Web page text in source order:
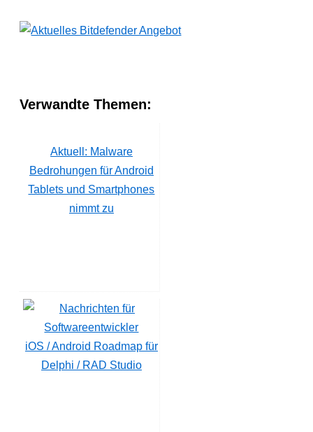
Verwandte Themen:
Aktuell: Malware
Bedrohungen für Android
Tablets und Smartphones
nimmt zu
iOS / Android Roadmap für
Delphi / RAD Studio